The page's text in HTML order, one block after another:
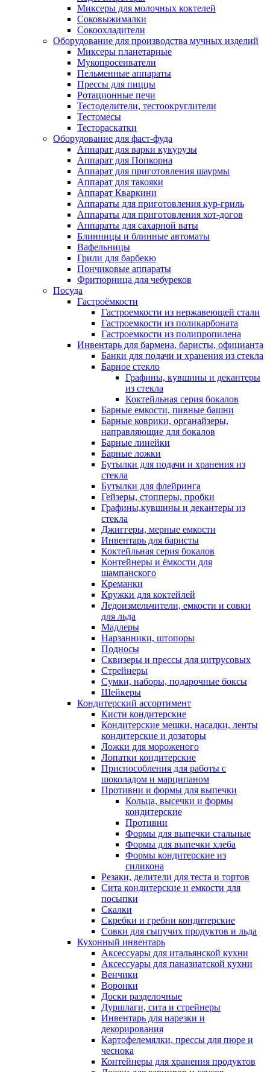
Миксеры для молочных коктелей
Соковыжималки
Сокоохладители
Оборудование для производства мучных изделий
Миксеры планетарные
Мукопросеиватели
Пельменные аппараты
Прессы для пиццы
Ротационные печи
Тестоделители, тестоокруглители
Тестомесы
Тестораскатки
Оборудование для фаст-фуда
Аппарат для варки кукурузы
Аппарат для Попкорна
Аппарат для приготовления шаурмы
Аппарат для такояки
Аппарат Кваркини
Аппараты для приготовления кур-гриль
Аппараты для приготовления хот-догов
Аппараты для сахарной ваты
Блинницы и блинные автоматы
Вафельницы
Грили для барбекю
Пончиковые аппараты
Фритюрница для чебуреков
Посуда
Гастроёмкости
Гастроемкости из нержавеющей стали
Гастроемкости из поликарбоната
Гастроемкости из полипропилена
Инвентарь для бармена, баристы, официанта
Банки для подачи и хранения из стекла
Барное стекло
Графины, кувшины и декантеры
из стекла
Коктейльная серия бокалов
Барные емкости, пивные башни
Барные коврики, органайзеры,
направляющие для бокалов
Барные линейки
Барные ложки
Бутылки для подачи и хранения из
стекла
Бутылки для флейринга
Гейзеры, стопперы, пробки
Графины,кувшины и декантеры из
стекла
Джиггеры, мерные емкости
Инвентарь для баристы
Коктейльная серия бокалов
Контейнеры и ёмкости для
шампанского
Креманки
Кружки для коктейлей
Ледоизмельчители, емкости и совки
для льда
Мадлеры
Нарзанники, штопоры
Подносы
Сквизеры и прессы для цитрусовых
Стрейнеры
Сумки, наборы, подарочные боксы
Шейкеры
Кондитерский ассортимент
Кисти кондитерские
Кондитерские мешки, насадки, ленты
кондитерские и дозаторы
Ложки для мороженого
Лопатки кондитерские
Приспособления для работы с
шоколадом и марципаном
Противни и формы для выпечки
Кольца, высечки и формы
кондитерские
Противни
Формы для выпечки стальные
Формы для выпечки хлеба
Формы кондитерские из
силикона
Резаки, делители для теста и тортов
Сита кондитерские и емкости для
посыпки
Скалки
Скребки и гребни кондитерские
Совки для сыпучих продуктов и льда
Кухонный инвентарь
Аксессуары для итальянской кухни
Аксессуары для паназиатской кухни
Венчики
Воронки
Доски разделочные
Дуршлаги, сита и стрейнеры
Инвентарь для нарезки и
декорирования
Картофелемялки, прессы для пюре и
чеснока
Контейнеры для хранения продуктов